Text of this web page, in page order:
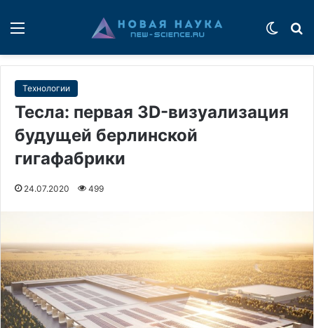
Технологии
Тесла: первая 3D-визуализация
будущей берлинской
гигафабрики
24.07.2020 499